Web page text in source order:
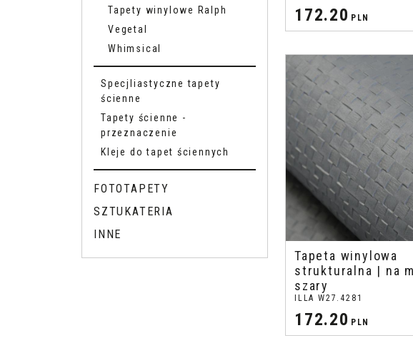
172.20 PLN
Tapeta winylowa
strukturalna | na
szary
ILLA W27.4281
172.20 PLN
Tapety winylowe Ralph
Vegetal
Whimsical
Specjliastyczne tapety
ścienne
Tapety ścienne -
przeznaczenie
Kleje do tapet ściennych
FOTOTAPETY
SZTUKATERIA
INNE